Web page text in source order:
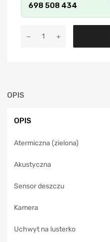
698 508 434
OPIS
OPIS
Atermiczna (zielona)
Akustyczna
Sensor deszczu
Kamera
Uchwyt na lusterko